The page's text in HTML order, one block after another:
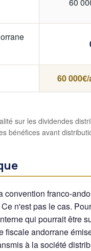
60
sur les dividendes
bénéfices avant
convention franco-
n'est pas le cas.
qui pourrait être
fiscale andorrane
à la société